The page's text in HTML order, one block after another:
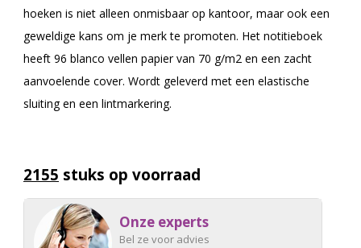
hoeken is niet alleen onmisbaar op kantoor, maar ook een
geweldige kans om je merk te promoten. Het notitieboek
heeft 96 blanco vellen papier van 70 g/m2 en een zacht
aanvoelende cover. Wordt geleverd met een elastische
sluiting en een lintmarkering.
2155 stuks op voorraad
Onze experts
Bel ze voor advies